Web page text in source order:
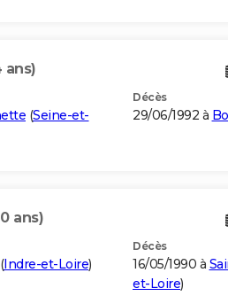
ans)
(Seine-et-
Décès
29/06/1992 à
ans)
(Indre-et-Loire)
Décès
16/05/1990 à
et-Loire)